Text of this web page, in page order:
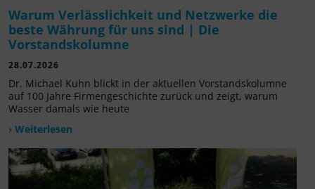
Warum Verlässlichkeit und Netzwerke die
beste Währung für uns sind | Die
Vorstandskolumne
28.07.2026
Dr. Michael Kuhn blickt in der aktuellen Vorstandskolumne
auf 100 Jahre Firmengeschichte zurück und zeigt, warum
Wasser damals wie heute
› Weiterlesen